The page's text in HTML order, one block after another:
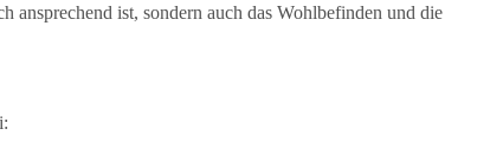
ansprechend ist, sondern auch das Wohlbefinden und die